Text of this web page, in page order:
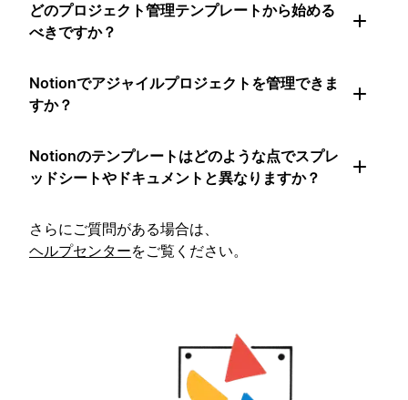
どのプロジェクト管理テンプレートから始める
べきですか？
Notionでアジャイルプロジェクトを管理できま
すか？
Notionのテンプレートはどのような点でスプレ
ッドシートやドキュメントと異なりますか？
さらにご質問がある場合は、
ヘルプセンターをご覧ください。